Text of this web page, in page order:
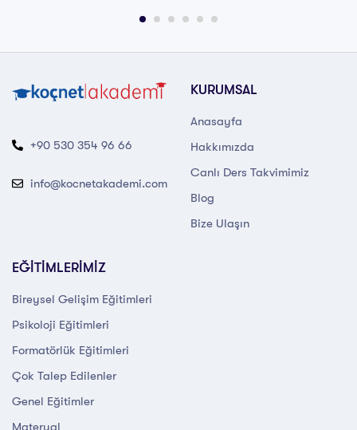
+90 530 354 96 66
info@kocnetakademi.com
KURUMSAL
Anasayfa
Hakkımızda
Canlı Ders Takvimimiz
Blog
Bize Ulaşın
EĞİTİMLERİMİZ
Bireysel Gelişim Eğitimleri
Psikoloji Eğitimleri
Formatörlük Eğitimleri
Çok Talep Edilenler
Genel Eğitimler
Materyal